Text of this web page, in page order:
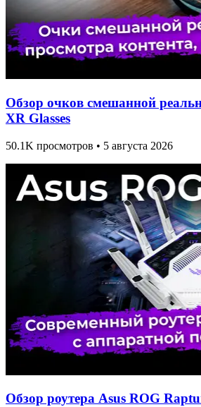
Обзор очков смешанной
XR Glasses
50.1K просмотров • 5 августа 2026
Обзор роутера Asus ROG